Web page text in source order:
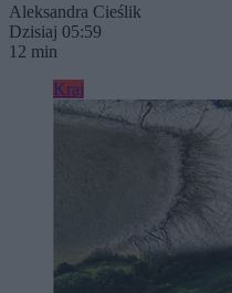
Aleksandra Cieślik
Dzisiaj 05:59
12 min
Kraj